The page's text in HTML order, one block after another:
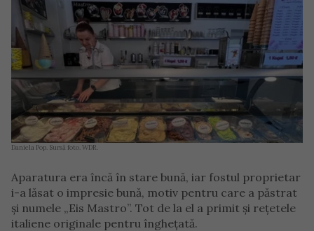
Daniela Pop. Sursă foto. WDR.
Aparatura era încă în stare bună, iar fostul proprietar
i-a lăsat o impresie bună, motiv pentru care a păstrat
și numele „Eis Mastro”. Tot de la el a primit și rețetele
italiene originale pentru înghețată.